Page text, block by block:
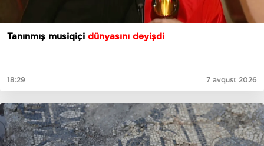
Tanınmış musiqiçi dünyasını dəyişdi
18:29 7 avqust 2026